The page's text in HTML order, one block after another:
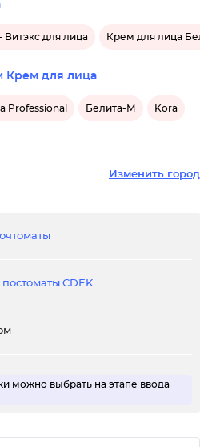
крема от Bielita - это ваш шанс
средство, которое уже
для себя мир
Витэкс для лица Крем для лица
Крем для лица
Professional Белита-М Kora
Изменить город
CDEK
можно выбрать на этапе ввода